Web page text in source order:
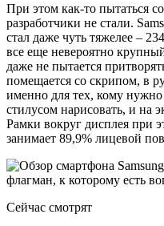
При этом как-то пытаться
разработчики не стали.
стал даже чуть тяжелее –
все еще невероятно
даже не пытается
помещается со скрипом, в
именно для тех, кому
стилусом нарисовать, и на
Рамки вокруг дисплея при
занимает 89,9% лицевой
Сейчас смотрят